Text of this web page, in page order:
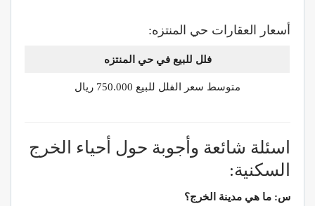
أسعار العقارات حي المنتزه:
فلل للبيع في حي المنتزه
متوسط سعر الفلل للبيع 750.000 ريال
اسئلة شائعة وأجوبة حول أحياء الخرج
السكنية:
س: ما هي مدينة الخرج؟